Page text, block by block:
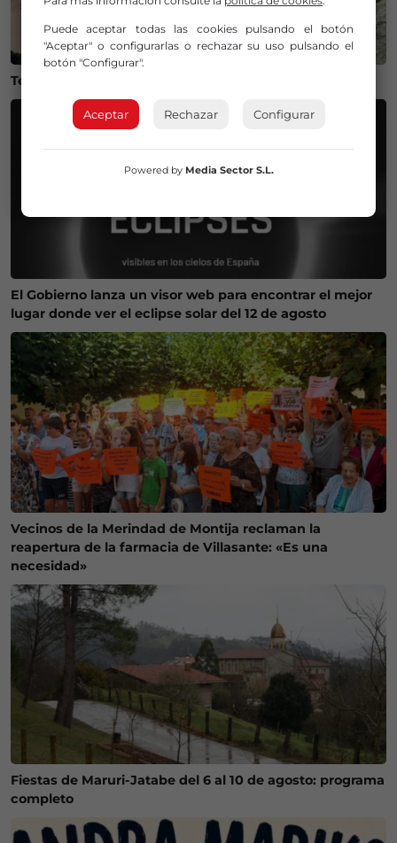
Temperaturas históricas del agua en el Mar Cantábrico
El Gobierno lanza un visor web para encontrar el mejor
lugar donde ver el eclipse solar del 12 de agosto
Vecinos de la Merindad de Montija reclaman la
reapertura de la farmacia de Villasante: «Es una
necesidad»
Fiestas de Maruri-Jatabe del 6 al 10 de agosto: programa
completo
Puede aceptar todas las cookies pulsando el botón
"Aceptar" o configurarlas o rechazar su uso pulsando el
botón "Configurar".
Aceptar Rechazar Configurar
Powered by Media Sector S.L.